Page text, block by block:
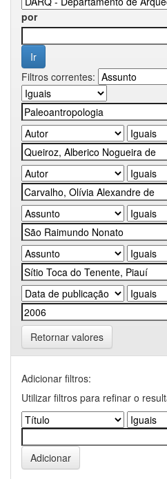
por
Filtros correntes:
Retornar valores
Adicionar filtros:
Utilizar filtros para refinar o